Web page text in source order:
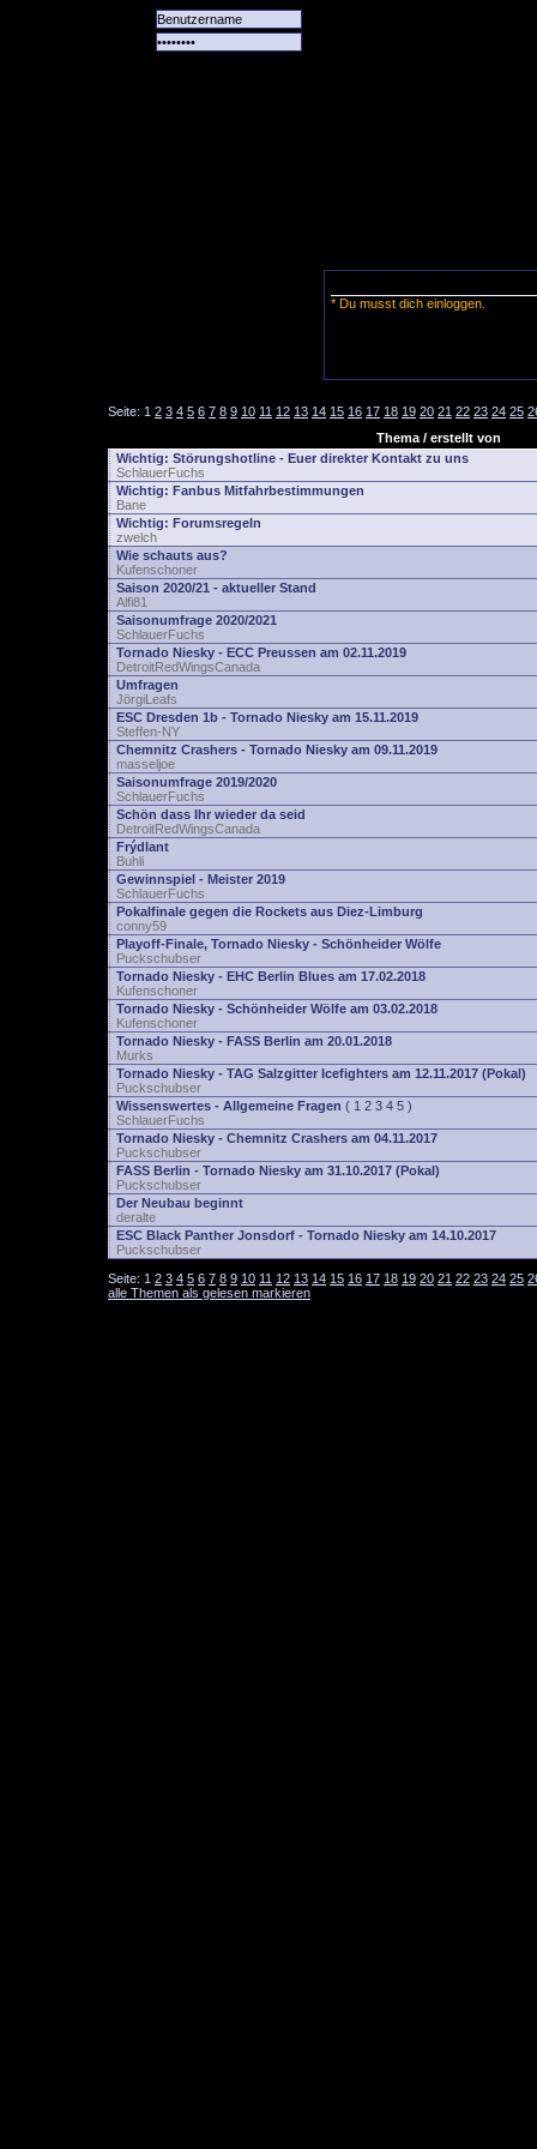
* Du musst dich einloggen.
Seite: 1 2 3 4 5 6 7 8 9 10 11 12 13 14 15 16 17 18 19 20 21 22 23 24 25
Thema / erstellt von
Wichtig: Störungshotline - Euer direkter Kontakt zu uns
SchlauerFuchs
Wichtig: Fanbus Mitfahrbestimmungen
Bane
Wichtig: Forumsregeln
zwelch
Wie schauts aus?
Kufenschoner
Saison 2020/21 - aktueller Stand
Alfi81
Saisonumfrage 2020/2021
SchlauerFuchs
Tornado Niesky - ECC Preussen am 02.11.2019
DetroitRedWingsCanada
Umfragen
JörgiLeafs
ESC Dresden 1b - Tornado Niesky am 15.11.2019
Steffen-NY
Chemnitz Crashers - Tornado Niesky am 09.11.2019
masseljoe
Saisonumfrage 2019/2020
SchlauerFuchs
Schön dass Ihr wieder da seid
DetroitRedWingsCanada
Frýdlant
Buhli
Gewinnspiel - Meister 2019
SchlauerFuchs
Pokalfinale gegen die Rockets aus Diez-Limburg
conny59
Playoff-Finale, Tornado Niesky - Schönheider Wölfe
Puckschubser
Tornado Niesky - EHC Berlin Blues am 17.02.2018
Kufenschoner
Tornado Niesky - Schönheider Wölfe am 03.02.2018
Kufenschoner
Tornado Niesky - FASS Berlin am 20.01.2018
Murks
Tornado Niesky - TAG Salzgitter Icefighters am 12.11.2017 (Pokal)
Puckschubser
Wissenswertes - Allgemeine Fragen ( 1 2 3 4 5 )
SchlauerFuchs
Tornado Niesky - Chemnitz Crashers am 04.11.2017
Puckschubser
FASS Berlin - Tornado Niesky am 31.10.2017 (Pokal)
Puckschubser
Der Neubau beginnt
deralte
ESC Black Panther Jonsdorf - Tornado Niesky am 14.10.2017
Puckschubser
Seite: 1 2 3 4 5 6 7 8 9 10 11 12 13 14 15 16 17 18 19 20 21 22 23 24 25
alle Themen als gelesen markieren